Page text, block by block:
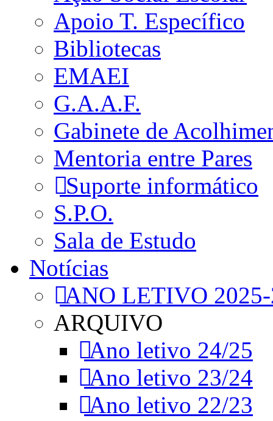
Apoio T. Específico
Bibliotecas
EMAEI
G.A.A.F.
Gabinete de
Mentoria entre Pares
Suporte informático
S.P.O.
Sala de Estudo
Notícias
ANO LETIVO
ARQUIVO
Ano letivo 24/25
Ano letivo 23/24
Ano letivo 22/23